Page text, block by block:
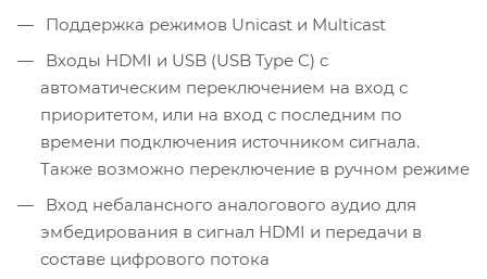
Поддержка режимов Unicast и Multicast
Входы HDMI и USB (USB Type C) c
автоматическим переключением на вход с
приоритетом, или на вход с последним по
времени подключения источником сигнала.
Также возможно переключение в ручном режиме
Вход небалансного аналогового аудио для
эмбедирования в сигнал HDMI и передачи в
составе цифрового потока